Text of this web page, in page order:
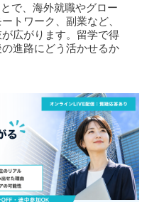
で、海外就職やグロー
トワーク、副業など、
広がります。留学で得
進路にどう活かせるか